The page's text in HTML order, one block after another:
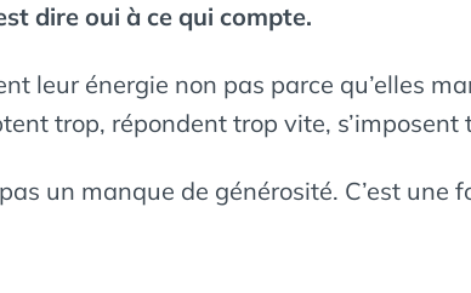
dire oui à ce qui compte.
leur énergie non pas parce qu’elles
trop, répondent trop vite, s’imposent
un manque de générosité. C’est une